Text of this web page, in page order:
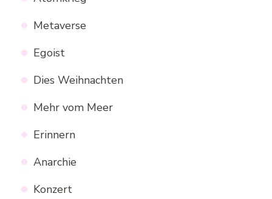
Metaverse
Egoist
Dies Weihnachten
Mehr vom Meer
Erinnern
Anarchie
Konzert